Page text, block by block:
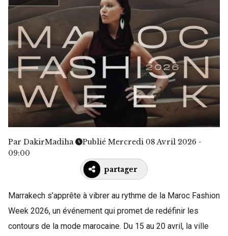
Par DakirMadiha
Publié Mercredi 08 Avril 2026 -
09:00
partager
Marrakech s’apprête à vibrer au rythme de la Maroc Fashion
Week 2026, un événement qui promet de redéfinir les
contours de la mode marocaine. Du 15 au 20 avril, la ville